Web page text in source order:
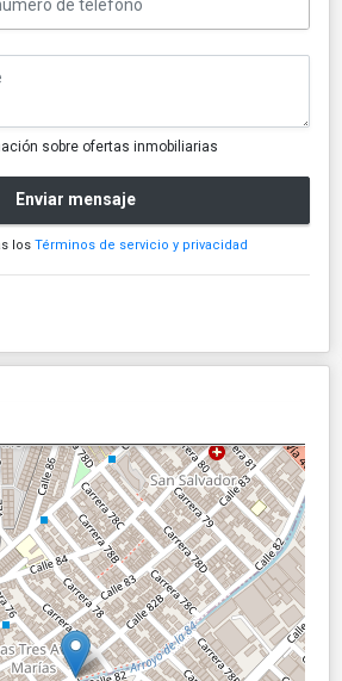
sobre ofertas inmobiliarias
Enviar mensaje
los Términos de servicio y privacidad